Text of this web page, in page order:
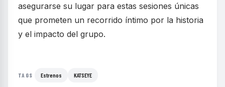
asegurarse su lugar para estas sesiones únicas
que prometen un recorrido íntimo por la historia
y el impacto del grupo.
TAGS Estrenos KATSEYE